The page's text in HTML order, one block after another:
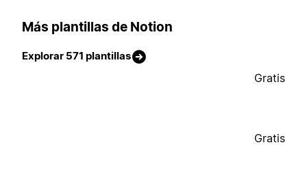
Más plantillas de Notion
Explorar 571 plantillas
Gratis
Gratis